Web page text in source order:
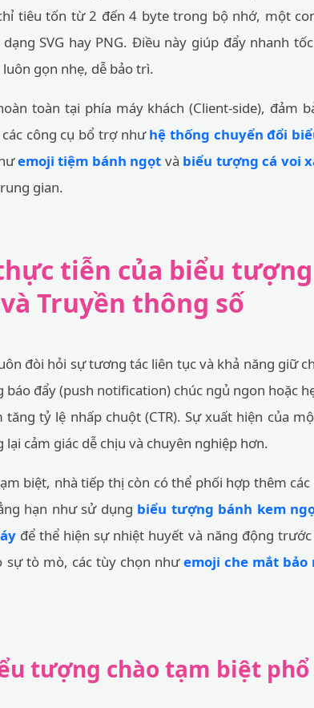
tiêu tốn từ 2 đến 4 byte trong bộ nhớ, một
SVG hay PNG. Điều này giúp đẩy nhanh
gọn nhẹ, dễ bảo trì.
toàn tại phía máy khách (Client-side), đảm
công cụ bổ trợ nhưhệ thống chuyển đổi
emoji tiệm bánh ngọt và biểu tượng cá voi
gian.
tiễn của biểu
Truyền thông số
đòi hỏi sự tương tác liên tục và khả năng giữ
đẩy (push notification) chúc ngủ ngon hoặc
tỷ lệ nhấp chuột (CTR). Sự xuất hiện của
cảm giác dễ chịu và chuyên nghiệp hơn.
biệt, nhà tiếp thị còn có thể phối hợp thêm
hạn như sử dụng biểu tượng bánh kem
để thể hiện sự nhiệt huyết và năng động
sự tò mò, các tùy chọn nhưemoji che mắt bảo
tượng chào tạm biệt